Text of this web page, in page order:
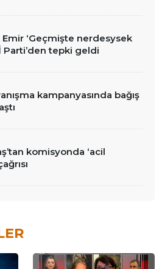
Emir ‘Geçmişte nerdesysek
Parti’den tepki geldi
kampanyasında bağış
komisyonda ‘acil